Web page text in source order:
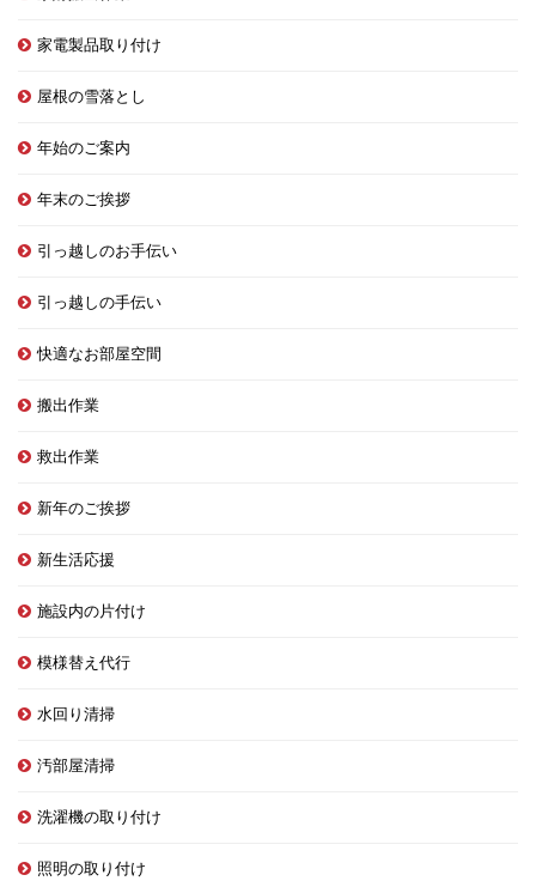
家電製品取り付け
屋根の雪落とし
年始のご案内
年末のご挨拶
引っ越しのお手伝い
引っ越しの手伝い
快適なお部屋空間
搬出作業
救出作業
新年のご挨拶
新生活応援
施設内の片付け
模様替え代行
水回り清掃
汚部屋清掃
洗濯機の取り付け
照明の取り付け